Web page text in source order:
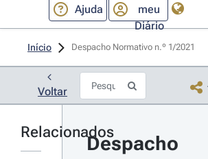
Ajuda
meu
Diário
Início Despacho Normativo n.º 1/2021
Voltar
Relacionados
Despacho